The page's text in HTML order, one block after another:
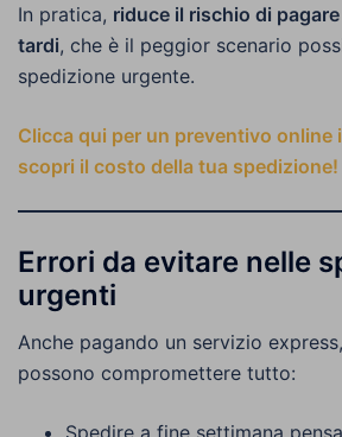
In pratica, riduce il rischio di
tardi, che è il peggior scenario
spedizione urgente.
Clicca qui per un preventivo online
scopri il costo della tua spedizione!
Errori da evitare nelle
urgenti
Anche pagando un servizio
possono compromettere tutto: